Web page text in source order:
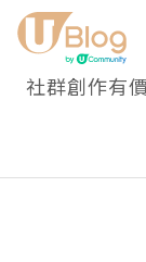
社群創作有